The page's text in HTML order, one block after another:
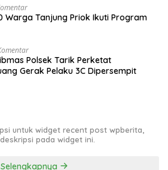
Warga Tanjung Priok Ikuti Program
Polsek Tarik Perketat
Gerak Pelaku 3C Dipersempit
untuk widget recent post wpberita,
pada widget ini.
Selengkapnya